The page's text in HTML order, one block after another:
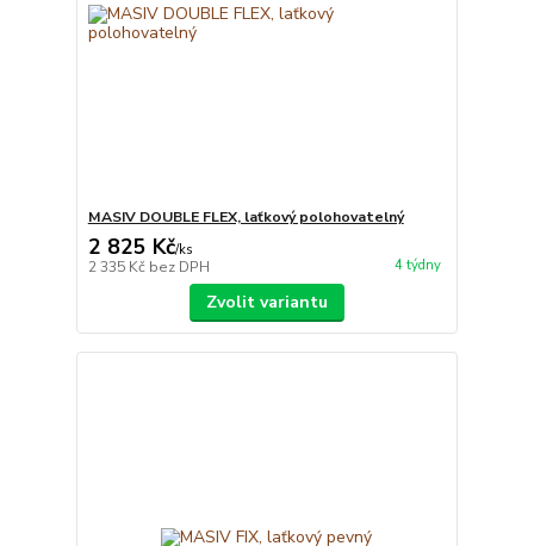
MASIV DOUBLE FLEX, laťkový polohovatelný
2 825 Kč/ks
2 335 Kč bez DPH 4 týdny
Zvolit variantu